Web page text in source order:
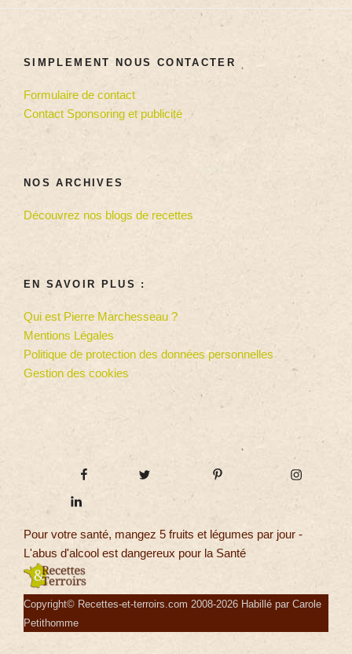
SIMPLEMENT NOUS CONTACTER
Formulaire de contact
Contact Sponsoring et publicité
NOS ARCHIVES
Découvrez nos blogs de recettes
EN SAVOIR PLUS :
Qui est Pierre Marchesseau ?
Mentions Légales
Politique de protection des données personnelles
Gestion des cookies
Pour votre santé, mangez 5 fruits et légumes par jour -
L'abus d'alcool est dangereux pour la Santé
Copyright© Recettes-et-terroirs.com 2008-2026 Habillé par Carole
Petithomme